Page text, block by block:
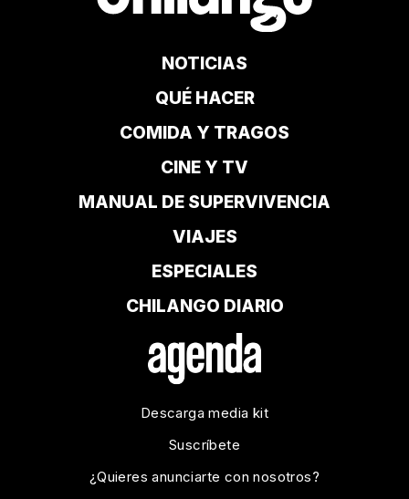
NOTICIAS
QUÉ HACER
COMIDA Y TRAGOS
CINE Y TV
MANUAL DE SUPERVIVENCIA
VIAJES
ESPECIALES
CHILANGO DIARIO
Descarga media kit
Suscríbete
¿Quieres anunciarte con nosotros?